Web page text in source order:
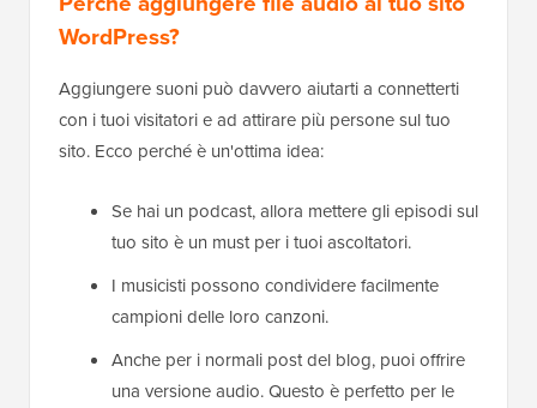
WordPress?
Aggiungere suoni può davvero aiutarti a connetterti
con i tuoi visitatori e ad attirare più persone sul tuo
sito. Ecco perché è un'ottima idea:
Se hai un podcast, allora mettere gli episodi sul
tuo sito è un must per i tuoi ascoltatori.
I musicisti possono condividere facilmente
campioni delle loro canzoni.
Anche per i normali post del blog, puoi offrire
una versione audio. Questo è perfetto per le